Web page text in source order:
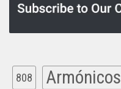
808 Armónicos